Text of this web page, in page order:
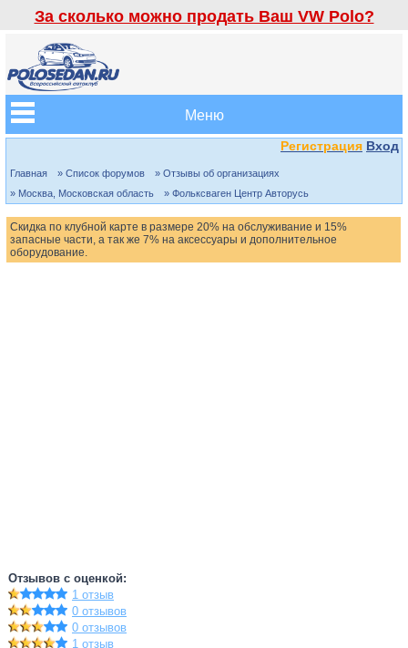
За сколько можно продать Ваш VW Polo?
Меню
Регистрация Вход
Главная » Список форумов
» Отзывы об организациях
» Москва, Московская область
» Фольксваген Центр Авторусь
Скидка по клубной карте в размере 20% на обслуживание и 15%
запасные части, а так же 7% на аксессуары и дополнительное
оборудование.
Отзывов с оценкой:
1 отзыв
0 отзывов
0 отзывов
1 отзыв